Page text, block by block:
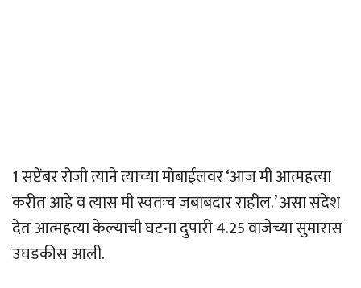
1 सप्टेंबर रोजी त्याने त्याच्या मोबाईलवर ‘आज मी आत्महत्या
करीत आहे व त्यास मी स्वतःच जबाबदार राहील.’ असा संदेश
देत आत्महत्या केल्याची घटना दुपारी 4.25 वाजेच्या सुमारास
उघडकीस आली.